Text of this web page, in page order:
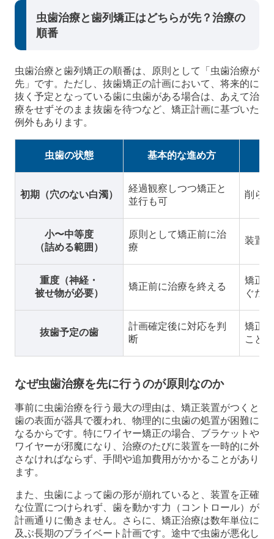
虫歯治療と歯列矯正はどちらが先？治療の
順番
虫歯治療と歯列矯正の順番は、原則として「虫歯治療が
先」です。ただし、抜歯矯正の計画において、将来的に
抜く予定となっている歯に虫歯がある場合は、あえて治
療をせずそのまま抜歯を待つなど、矯正計画に基づいた
例外もあります。
虫歯の状態 基本的な進め方
初期（穴のない白濁）
経過観察しつつ矯正と
並行も可
削ら
小〜中等度
（詰める範囲）
原則として矯正前に治
療
装置
重度（神経・
被せ物が必要）
矯正前に治療を終える
矯正
ぐため
抜歯予定の歯
計画確定後に対応を判
断
矯正
こと
なぜ虫歯治療を先に行うのが原則なのか
事前に虫歯治療を行う最大の理由は、矯正装置がつくと
歯の表面が器具で覆われ、物理的に虫歯の処置が困難に
なるからです。特にワイヤー矯正の場合、ブラケットや
ワイヤーが邪魔になり、治療のたびに装置を一時的に外
さなければならず、手間や追加費用がかかることがあり
ます。
また、虫歯によって歯の形が崩れていると、装置を正確
な位置につけられず、歯を動かす力（コントロール）が
計画通りに働きません。さらに、矯正治療は数年単位に
及ぶ長期のプライベート計画です。途中で虫歯が悪化し